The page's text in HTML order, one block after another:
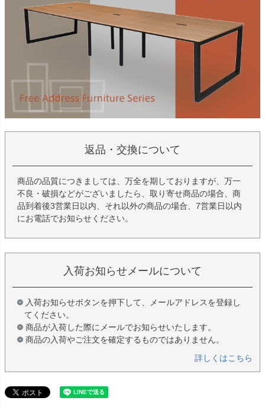
返品・交換について
商品の品質につきましては、万全を期しておりますが、万一
不良・破損などがございましたら、取り寄せ商品の場合、商
品到着後3営業日以内、それ以外の商品の場合、7営業日以内
にお電話でお知らせください。
入荷お知らせメールについて
入荷お知らせボタンを押下して、メールアドレスを登録し
てください。
商品が入荷した際にメールでお知らせいたします。
商品の入荷やご注文を確定するものではありません。
詳しくはこちら